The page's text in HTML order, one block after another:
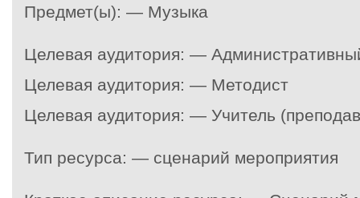
Предмет(ы): — Музыка
Целевая аудитория: —
Целевая аудитория: — Методист
Целевая аудитория: — Учитель
Тип ресурса: — сценарий мероприятия